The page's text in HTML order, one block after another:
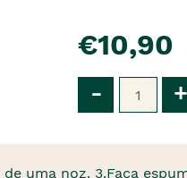
€10,90
- +
uma noz. 3.Faça